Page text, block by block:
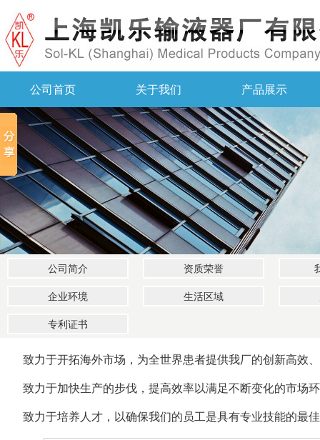
公司首页 关于我们 产品展示
公司简介 资质荣誉
企业环境
生活区域
专利证书
致力于开拓海外市场，为全世界患者提供我厂的创新高效
致力于加快生产的步伐，提高效率以满足不断变化的市场
致力于培养人才，以确保我们的员工是具有专业技能的最